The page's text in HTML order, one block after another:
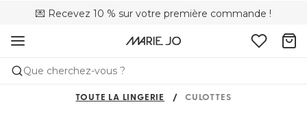
💌 Recevez 10 % sur votre première commande !
🚚 Livraison gratuite à partir de 90 €
📦 Retours gratuits
Que cherchez-vous ?
TOUTE LA LINGERIE CULOTTES